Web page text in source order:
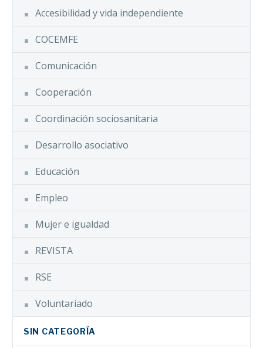
Accesibilidad y vida independiente
COCEMFE
Comunicación
Cooperación
Coordinación sociosanitaria
Desarrollo asociativo
Educación
Empleo
Mujer e igualdad
REVISTA
RSE
Voluntariado
SIN CATEGORÍA